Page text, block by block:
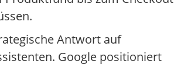
Antwort auf
Google positioniert